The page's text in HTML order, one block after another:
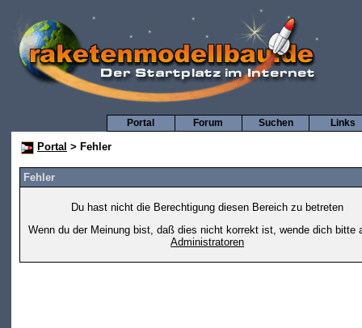
Links
Suchen
Forum
Portal
Portal > Fehler
Fehler
Du hast nicht die Berechtigung diesen Bereich zu betreten
Wenn du der Meinung bist, daß dies nicht korrekt ist, wende dich bitte
Administratoren